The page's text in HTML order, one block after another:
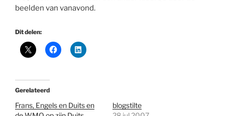
beelden van vanavond.
Dit delen:
Gerelateerd
Frans, Engels en Duits en
blogstilte